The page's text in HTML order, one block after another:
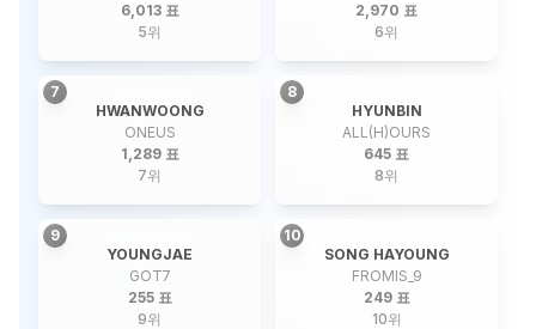
6,013 표
5위
2,970 표
6위
7
HWANWOONG
ONEUS
1,289 표
7위
8
HYUNBIN
ALL(H)OURS
645 표
8위
9
YOUNGJAE
GOT7
255 표
9위
10
SONG HAYOUNG
FROMIS_9
249 표
10위